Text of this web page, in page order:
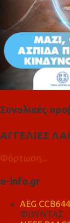
Συνολικές
ΑΓΓΕΛΙΕΣ
Φόρτωση...
e-info.gr
AEG
ΦΟΥΝΤΑΣ